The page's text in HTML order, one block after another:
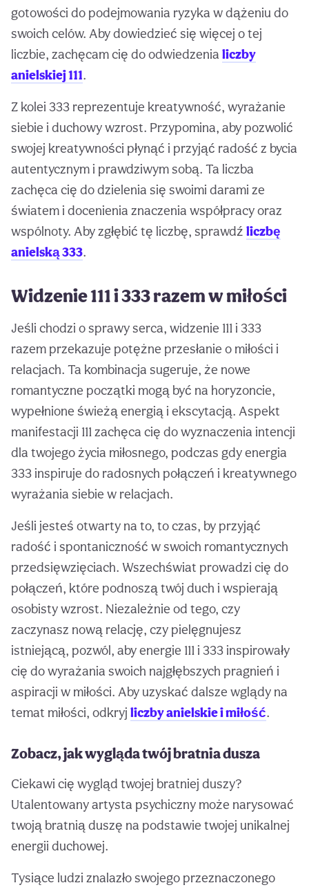
gotowości do podejmowania ryzyka w dążeniu do
swoich celów. Aby dowiedzieć się więcej o tej
liczbie, zachęcam cię do odwiedzenia liczby
anielskiej 111.
Z kolei 333 reprezentuje kreatywność, wyrażanie
siebie i duchowy wzrost. Przypomina, aby pozwolić
swojej kreatywności płynąć i przyjąć radość z bycia
autentycznym i prawdziwym sobą. Ta liczba
zachęca cię do dzielenia się swoimi darami ze
światem i docenienia znaczenia współpracy oraz
wspólnoty. Aby zgłębić tę liczbę, sprawdź liczbę
anielską 333.
Widzenie 111 i 333 razem w miłości
Jeśli chodzi o sprawy serca, widzenie 111 i 333
razem przekazuje potężne przesłanie o miłości i
relacjach. Ta kombinacja sugeruje, że nowe
romantyczne początki mogą być na horyzoncie,
wypełnione świeżą energią i ekscytacją. Aspekt
manifestacji 111 zachęca cię do wyznaczenia intencji
dla twojego życia miłosnego, podczas gdy energia
333 inspiruje do radosnych połączeń i kreatywnego
wyrażania siebie w relacjach.
Jeśli jesteś otwarty na to, to czas, by przyjąć
radość i spontaniczność w swoich romantycznych
przedsięwzięciach. Wszechświat prowadzi cię do
połączeń, które podnoszą twój duch i wspierają
osobisty wzrost. Niezależnie od tego, czy
zaczynasz nową relację, czy pielęgnujesz
istniejącą, pozwól, aby energie 111 i 333 inspirowały
cię do wyrażania swoich najgłębszych pragnień i
aspiracji w miłości. Aby uzyskać dalsze wglądy na
temat miłości, odkryj liczby anielskie i miłość.
Zobacz, jak wygląda twój bratnia dusza
Ciekawi cię wygląd twojej bratniej duszy?
Utalentowany artysta psychiczny może narysować
twoją bratnią duszę na podstawie twojej unikalnej
energii duchowej.
Tysiące ludzi znalazło swojego przeznaczonego